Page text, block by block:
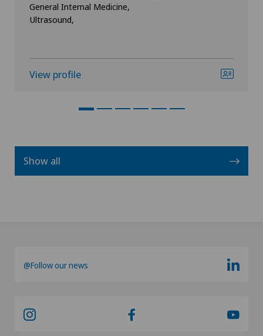
General Internal Medicine,
Ultrasound,
View profile
Show all
@Follow our news